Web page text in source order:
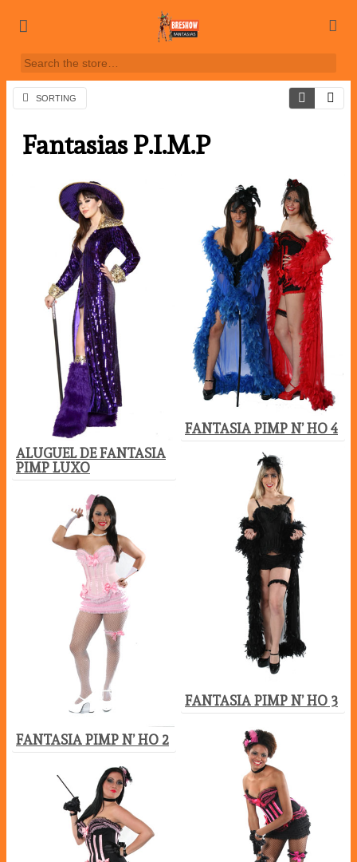
SORTING
Fantasias P.I.M.P
ALUGUEL DE FANTASIA
PIMP LUXO
FANTASIA PIMP N’ HO 4
FANTASIA PIMP N’ HO 3
FANTASIA PIMP N’ HO 2